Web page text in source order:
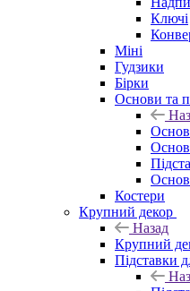
Ключі
Міні
Гудзики
Бірки
Основи та
Костери
Крупний декор
Назад
Крупний
Підставки